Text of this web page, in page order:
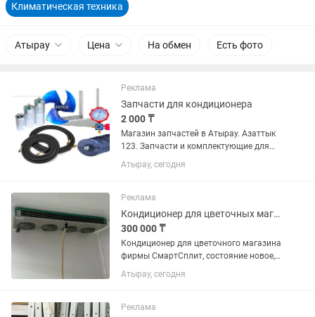
Климатическая техника
Атырау Цена На обмен Есть фото
Реклама
Запчасти для кондиционера
2 000 ₸
Магазин запчастей в Атырау. Азаттык
123. Запчасти и комплектующие для
ремонта и монтажа кондиционера...
Атырау, сегодня
Реклама
Кондиционер для цветочных магазинов(Smart Split)
300 000 ₸
Кондиционер для цветочного магазина
фирмы СмартСплит, состояние новое,
все работает идеально, внешний вид
увидите на фото, торг имеется.
Атырау, сегодня
Реклама